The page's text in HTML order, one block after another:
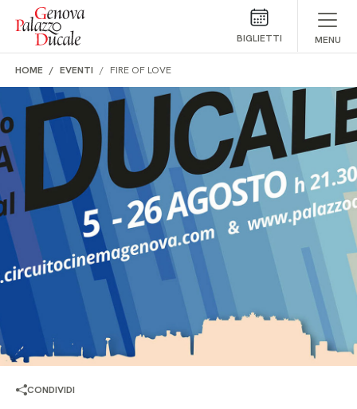
Salta al contenuto
BIGLIETTI MENU
HOME EVENTI FIRE OF LOVE
CONDIVIDI